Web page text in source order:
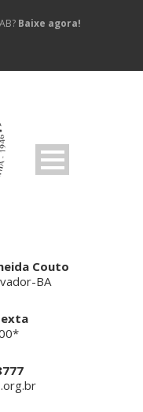
Baixe agora!
Couto
BA